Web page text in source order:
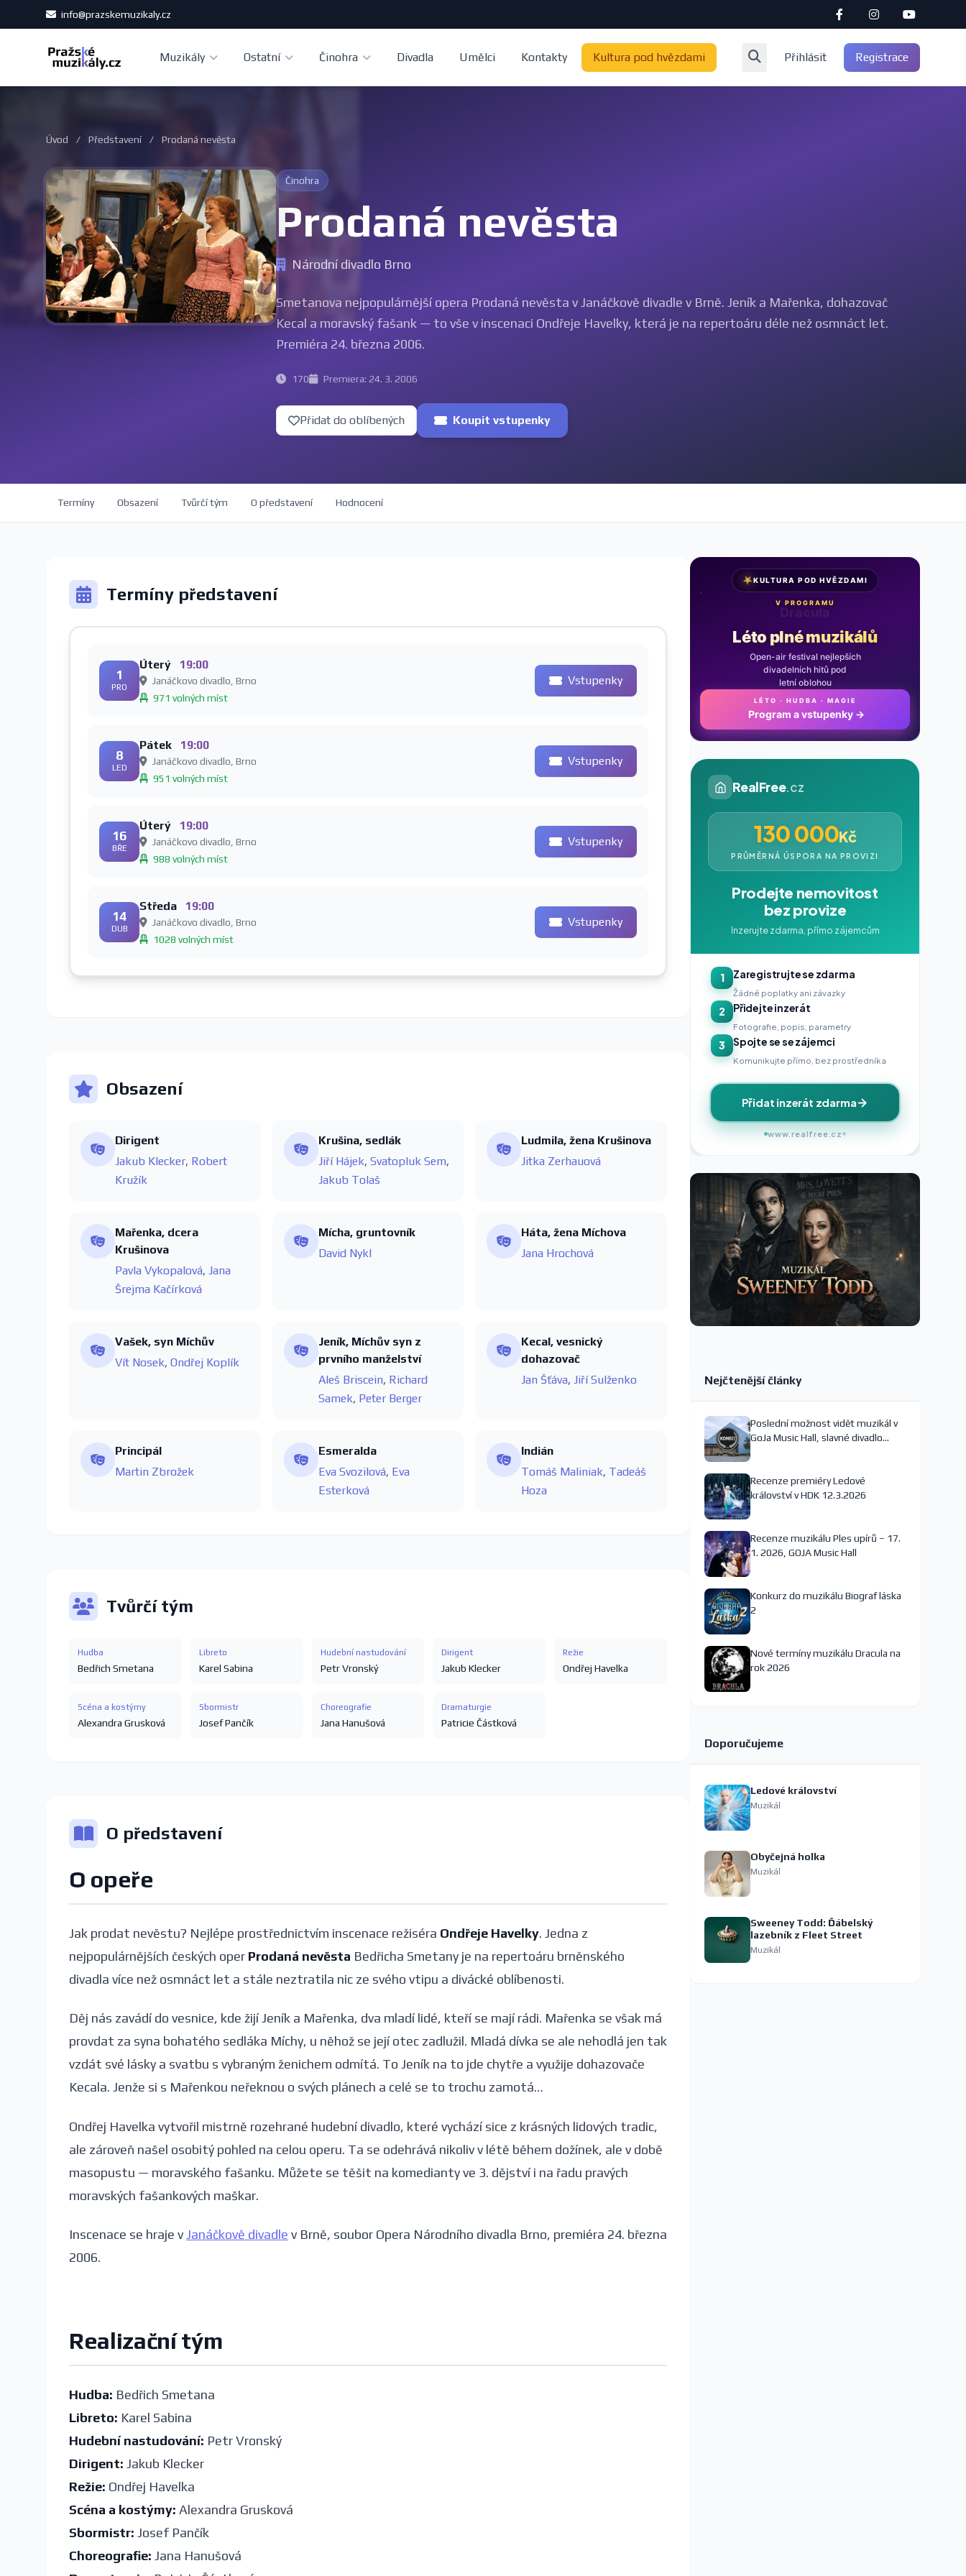
info@prazskemuzikaly.cz
Muzikály Ostatní Činohra Divadla Umělci Kontakty Kultura pod hvězdami Přihlásit Registrace
Úvod / Představení / Prodaná nevěsta
Činohra
Prodaná nevěsta
Národní divadlo Brno
Smetanova nejpopulárnější opera Prodaná nevěsta v Janáčkově divadle v Brně. Jeník a Mařenka, dohazovač
Kecal a moravský fašank — to vše v inscenaci Ondřeje Havelky, která je na repertoáru déle než osmnáct let.
Premiéra 24. března 2006.
170 Premiera: 24. 3. 2006
Přidat do oblíbených Koupit vstupenky
Termíny Obsazení Tvůrčí tým O představení Hodnocení
Termíny představení
1
PRO
Úterý 19:00
Janáčkovo divadlo, Brno
971 volných míst
Vstupenky
8
LED
Pátek 19:00
Janáčkovo divadlo, Brno
951 volných míst
Vstupenky
16
BŘE
Úterý 19:00
Janáčkovo divadlo, Brno
988 volných míst
Vstupenky
14
DUB
Středa 19:00
Janáčkovo divadlo, Brno
1028 volných míst
Vstupenky
Obsazení
Dirigent
Jakub Klecker, Robert
Kružík
Krušina, sedlák
Jiří Hájek, Svatopluk Sem,
Jakub Tolaš
Ludmila, žena Krušinova
Jitka Zerhauová
Mařenka, dcera
Krušinova
Pavla Vykopalová, Jana
Šrejma Kačírková
Mícha, gruntovník
David Nykl
Háta, žena Míchova
Jana Hrochová
Vašek, syn Míchův
Vít Nosek, Ondřej Koplík
Jeník, Míchův syn z
prvního manželství
Aleš Briscein, Richard
Samek, Peter Berger
Kecal, vesnický
dohazovač
Jan Šťáva,Jiří Sulženko
Principál
Martin Zbrožek
Esmeralda
Eva Svozilová, Eva
Esterková
Indián
Tomáš Maliniak, Tadeáš
Hoza
Tvůrčí tým
Hudba
Bedřich Smetana
Libreto
Karel Sabina
Hudební nastudování
Petr Vronský
Dirigent
Jakub Klecker
Režie
Ondřej Havelka
Scéna a kostýmy
Alexandra Grusková
Sbormistr
Josef Pančík
Choreografie
Jana Hanušová
Dramaturgie
Patricie Částková
O představení
O opeře
Jak prodat nevěstu? Nejlépe prostřednictvím inscenace režiséra Ondřeje Havelky. Jedna z
nejpopulárnějších českých oper Prodaná nevěsta Bedřicha Smetany je na repertoáru brněnského
divadla více než osmnáct let a stále neztratila nic ze svého vtipu a divácké oblíbenosti.
Děj nás zavádí do vesnice, kde žijí Jeník a Mařenka, dva mladí lidé, kteří se mají rádi. Mařenka se však má
provdat za syna bohatého sedláka Míchy, u něhož se její otec zadlužil. Mladá dívka se ale nehodlá jen tak
vzdát své lásky a svatbu s vybraným ženichem odmítá. To Jeník na to jde chytře a využije dohazovače
Kecala. Jenže si s Mařenkou neřeknou o svých plánech a celé se to trochu zamotá…
Ondřej Havelka vytvořil mistrně rozehrané hudební divadlo, které vychází sice z krásných lidových tradic,
ale zároveň našel osobitý pohled na celou operu. Ta se odehrává nikoliv v létě během dožínek, ale v době
masopustu — moravského fašanku. Můžete se těšit na komedianty ve 3. dějství i na řadu pravých
moravských fašankových maškar.
Inscenace se hraje vJanáčkově divadle v Brně, soubor Opera Národního divadla Brno, premiéra 24. března
2006.
Realizační tým
Hudba: Bedřich Smetana
Libreto: Karel Sabina
Hudební nastudování: Petr Vronský
Dirigent: Jakub Klecker
Režie: Ondřej Havelka
Scéna a kostýmy: Alexandra Grusková
Sbormistr: Josef Pančík
Choreografie: Jana Hanušová
★KULTURA POD HVĚZDAMI
V PROGRAMU
Léto plné muzikálů
Open-air festival nejlepších
divadelních hitů pod
letní oblohou
LÉTO · HUDBA · MAGIE
Program a vstupenky →
RealFree.cz
130 000Kč
PRŮMĚRNÁ ÚSPORA NA PROVIZI
Prodejte nemovitost
bez provize
Inzerujte zdarma, přímo zájemcům
1 Zaregistrujte se zdarma
Žádné poplatky ani závazky
2 Přidejte inzerát
Fotografie, popis, parametry
3 Spojte se se zájemci
Komunikujte přímo, bez prostředníka
Přidat inzerát zdarma
www.realfree.cz
Nejčtenější články
Poslední možnost vidět muzikál v
GoJa Music Hall, slavné divadlo
Recenze premiéry Ledové
království v HDK 12.3.2026
Recenze muzikálu Ples upírů – 17.
1. 2026, GOJA Music Hall
Konkurz do muzikálu Biograf láska
2
Nové termíny muzikálu Dracula na
rok 2026
Doporučujeme
Ledové království
Muzikál
Obyčejná holka
Muzikál
Sweeney Todd: Ďábelský
lazebník z Fleet Street
Muzikál